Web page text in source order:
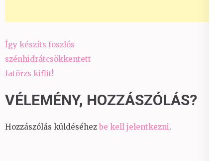
Bejegyzés
navigáció
Így készíts foszlós
szénhidrátcsökkentett
fatörzs kiflit!
VÉLEMÉNY, HOZZÁSZÓLÁS?
Hozzászólás küldéséhez be kell jelentkezni.